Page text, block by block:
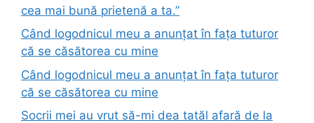
cea mai bună prietenă a ta.”
Când logodnicul meu a anunțat în fața tuturor
că se căsătorea cu mine
Când logodnicul meu a anunțat în fața tuturor
că se căsătorea cu mine
Socrii mei au vrut să-mi dea tatăl afară de la